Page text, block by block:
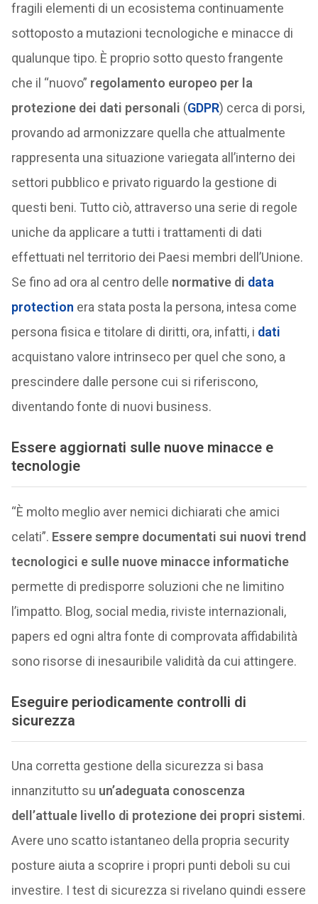
fragili elementi di un ecosistema continuamente
sottoposto a mutazioni tecnologiche e minacce di
qualunque tipo. È proprio sotto questo frangente
che il “nuovo” regolamento europeo per la
protezione dei dati personali (GDPR) cerca di porsi,
provando ad armonizzare quella che attualmente
rappresenta una situazione variegata all’interno dei
settori pubblico e privato riguardo la gestione di
questi beni. Tutto ciò, attraverso una serie di regole
uniche da applicare a tutti i trattamenti di dati
effettuati nel territorio dei Paesi membri dell’Unione.
Se fino ad ora al centro delle normative di data
protection era stata posta la persona, intesa come
persona fisica e titolare di diritti, ora, infatti, i dati
acquistano valore intrinseco per quel che sono, a
prescindere dalle persone cui si riferiscono,
diventando fonte di nuovi business.
Essere aggiornati sulle nuove minacce e
tecnologie
“È molto meglio aver nemici dichiarati che amici
celati”. Essere sempre documentati sui nuovi trend
tecnologici e sulle nuove minacce informatiche
permette di predisporre soluzioni che ne limitino
l’impatto. Blog, social media, riviste internazionali,
papers ed ogni altra fonte di comprovata affidabilità
sono risorse di inesauribile validità da cui attingere.
Eseguire periodicamente controlli di
sicurezza
Una corretta gestione della sicurezza si basa
innanzitutto su un’adeguata conoscenza
dell’attuale livello di protezione dei propri sistemi.
Avere uno scatto istantaneo della propria security
posture aiuta a scoprire i propri punti deboli su cui
investire. I test di sicurezza si rivelano quindi essere